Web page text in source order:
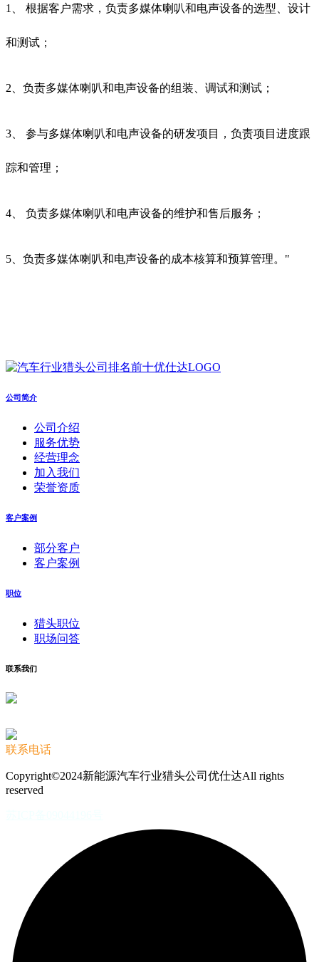
1、 根据客户需求，负责多媒体喇叭和电声设备的选型、设计
和测试；
2、负责多媒体喇叭和电声设备的组装、调试和测试；
3、 参与多媒体喇叭和电声设备的研发项目，负责项目进度跟
踪和管理；
4、 负责多媒体喇叭和电声设备的维护和售后服务；
5、负责多媒体喇叭和电声设备的成本核算和预算管理。"
公司简介
公司介绍
服务优势
经营理念
加入我们
荣誉资质
客户案例
部分客户
客户案例
职位
猎头职位
职场问答
联系我们
联系电话
Copyright©2024新能源汽车行业猎头公司优仕达All rights
reserved